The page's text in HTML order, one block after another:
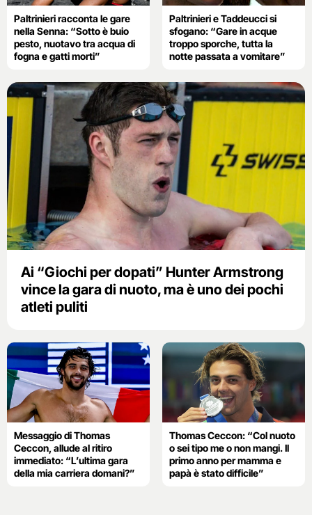
Paltrinieri racconta le gare
nella Senna: “Sotto è buio
pesto, nuotavo tra acqua di
fogna e gatti morti”
Paltrinieri e Taddeucci si
sfogano: “Gare in acque
troppo sporche, tutta la
notte passata a vomitare”
Ai “Giochi per dopati” Hunter Armstrong
vince la gara di nuoto, ma è uno dei pochi
atleti puliti
Messaggio di Thomas
Ceccon, allude al ritiro
immediato: “L’ultima gara
della mia carriera domani?”
Thomas Ceccon: “Col nuoto
o sei tipo me o non mangi. Il
primo anno per mamma e
papà è stato difficile”